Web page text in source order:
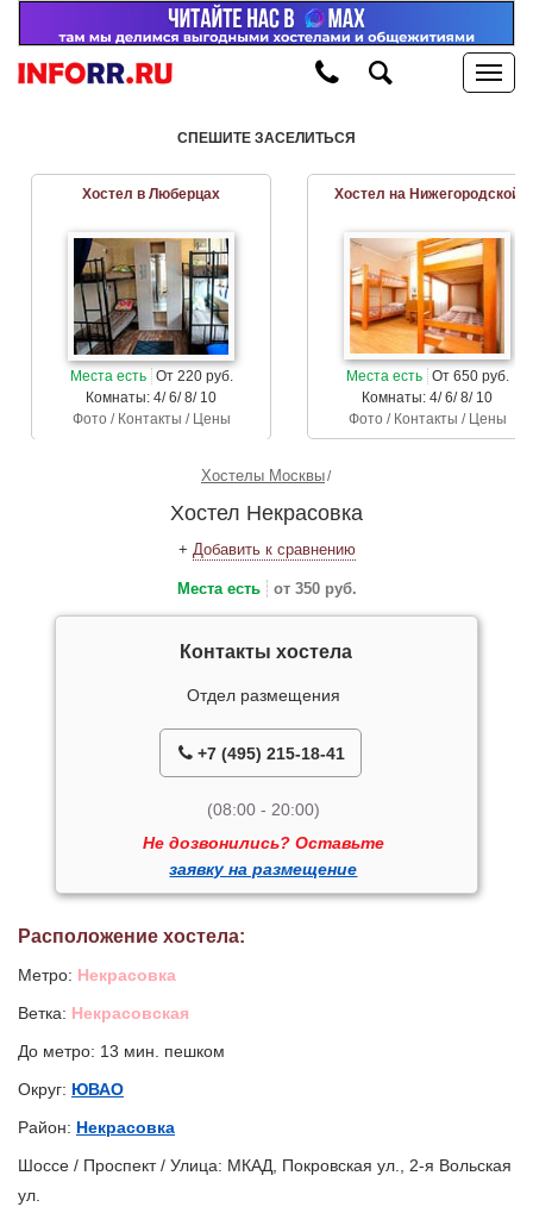
СПЕШИТЕ ЗАСЕЛИТЬСЯ
Хостел в Люберцах
Места есть От 220 руб.
Комнаты: 4/ 6/ 8/ 10
Фото / Контакты / Цены
Хостел на Нижегородской
Места есть От 650 руб.
Комнаты: 4/ 6/ 8/ 10
Фото / Контакты / Цены
Хостелы Москвы
Хостел Некрасовка
+ Добавить к сравнению
Места есть от 350 руб.
Контакты хостела
Отдел размещения
+7 (495) 215-18-41
(08:00 - 20:00)
Не дозвонились? Оставьте
заявку на размещение
Расположение хостела:
Метро: Некрасовка
Ветка: Некрасовская
До метро: 13 мин. пешком
Округ: ЮВАО
Район: Некрасовка
Шоссе / Проспект / Улица: МКАД, Покровская ул., 2-я Вольская
ул.